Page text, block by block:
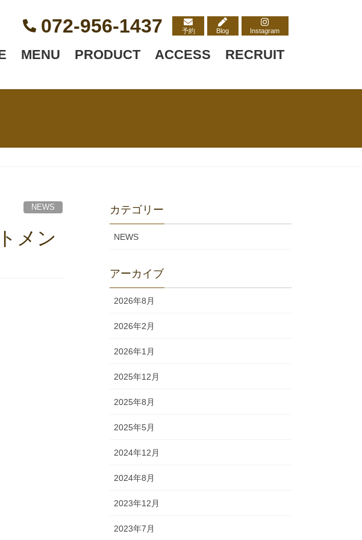
072-956-1437 予約 Blog Instagram
MENU PRODUCT ACCESS RECRUIT
NEWS
メン
カテゴリー
NEWS
アーカイブ
2026年8月
2026年2月
2026年1月
2025年12月
2025年8月
2025年5月
2024年12月
2024年8月
2023年12月
2023年7月